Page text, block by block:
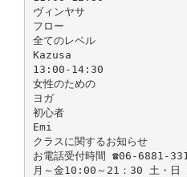
ヴィンヤサ
フロー
全てのレベル
Kazusa
13:00-14:30
女性のための
ヨガ
初心者
Emi
クラスに関するお知らせ
お電話受付時間 ☎06-6881-
月～金10:00～21：30 土・